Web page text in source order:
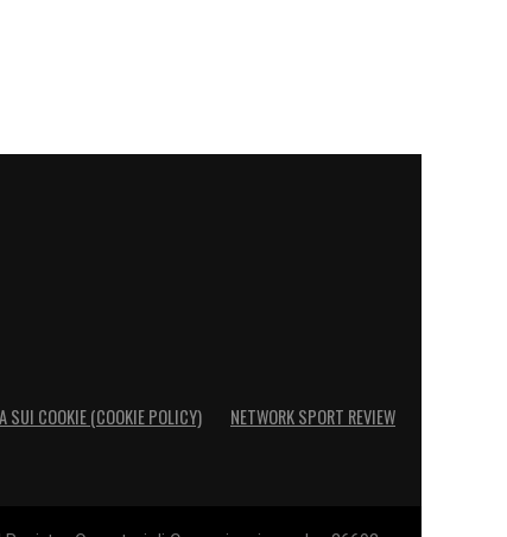
SUI COOKIE (COOKIE POLICY) NETWORK SPORT REVIEW